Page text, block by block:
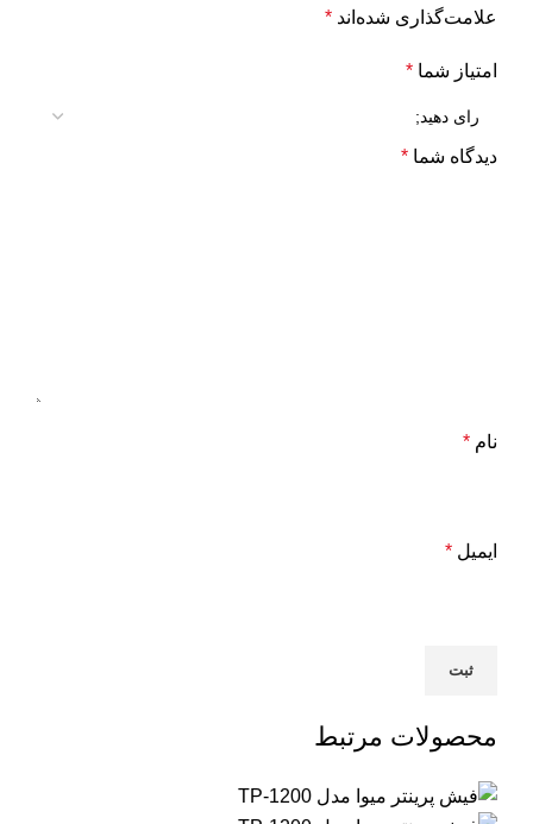
علامت‌گذاری شده‌اند *
امتیاز شما *
دیدگاه شما *
نام *
ایمیل *
محصولات مرتبط